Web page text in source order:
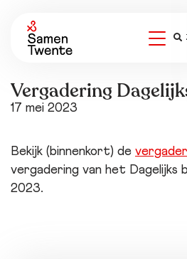
Vergadering
17 mei 2023
Bekijk (binnenkort) de
vergadering van het Dagelijks
2023.